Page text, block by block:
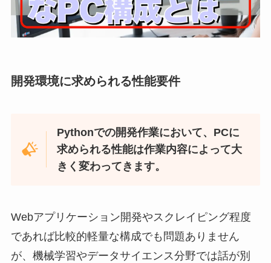
開発環境に求められる性能要件
Pythonでの開発作業において、PCに
求められる性能は作業内容によって大
きく変わってきます。
Webアプリケーション開発やスクレイピング程度
であれば比較的軽量な構成でも問題ありません
が、機械学習やデータサイエンス分野では話が別